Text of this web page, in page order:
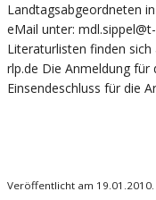
Landtagsabgeordneten
eMail unter:
Literaturlisten finden
rlp.de Die Anmeldung für
Einsendeschluss für die
Veröffentlicht am 19.01.2010.